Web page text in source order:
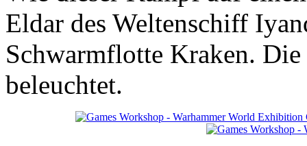
Eldar des Weltenschiff
Schwarmflotte Kraken.
beleuchtet.